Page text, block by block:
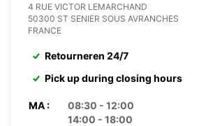
4 RUE VICTOR LEMARCHAND
50300 ST SENIER SOUS AVRANCHES
FRANCE
Retourneren 24/7
Pick up during closing hours
MA :
08:30 - 12:00
14:00 - 18:00